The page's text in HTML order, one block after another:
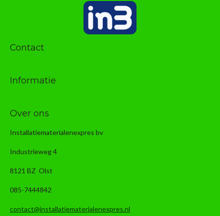
Contact
Informatie
Over ons
Installatiematerialenexpres bv
Industrieweg 4
8121 BZ Olst
085-7444842
contact@installatiematerialenexpres.nl